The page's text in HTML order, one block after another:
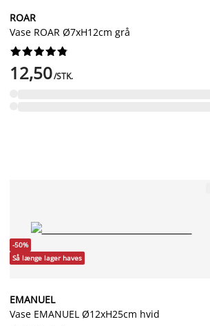
ROAR
Vase ROAR Ø7xH12cm grå






12,50/STK.
-50%
Så længe lager haves
EMANUEL
Vase EMANUEL Ø12xH25cm hvid